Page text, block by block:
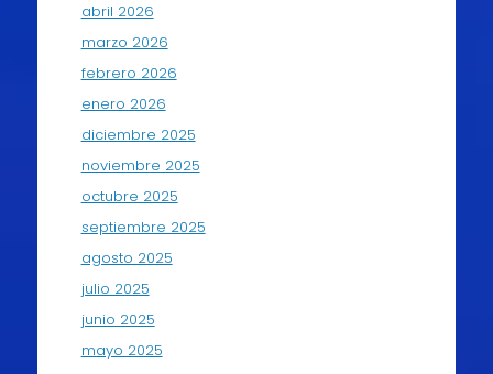
abril 2026
marzo 2026
febrero 2026
enero 2026
diciembre 2025
noviembre 2025
octubre 2025
septiembre 2025
agosto 2025
julio 2025
junio 2025
mayo 2025